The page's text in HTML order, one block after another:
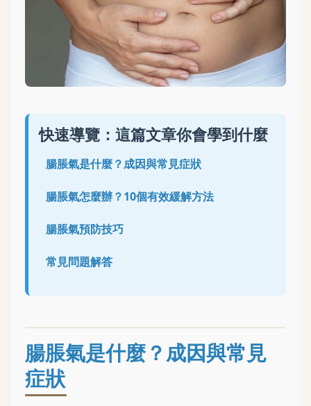
快速導覽：這篇文章你會學到什麼
腸脹氣是什麼？成因與常見症狀
腸脹氣怎麼辦？10個有效緩解方法
腸脹氣預防技巧
常見問題解答
腸脹氣是什麼？成因與常見
症狀